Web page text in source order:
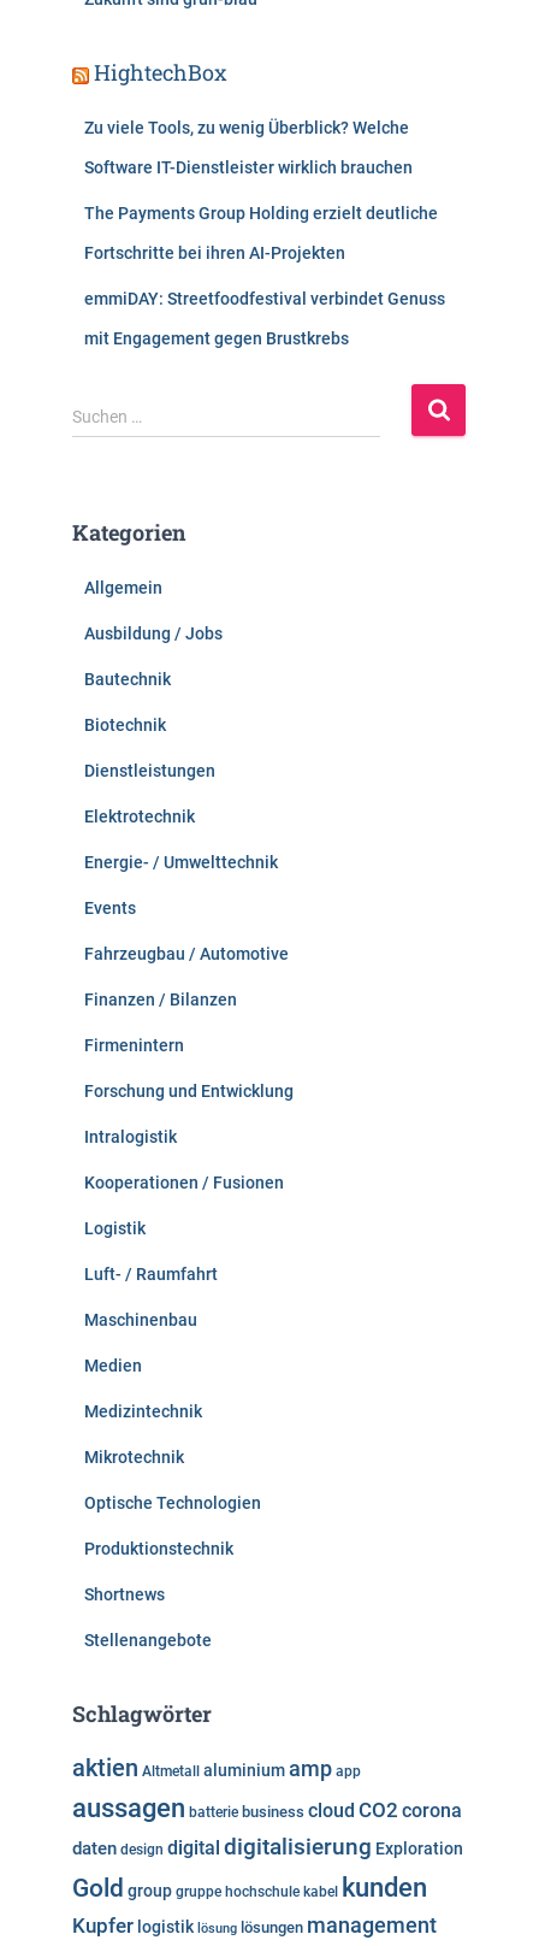
HightechBox
Zu viele Tools, zu wenig Überblick? Welche
Software IT-Dienstleister wirklich brauchen
The Payments Group Holding erzielt deutliche
Fortschritte bei ihren AI-Projekten
emmiDAY: Streetfoodfestival verbindet Genuss
mit Engagement gegen Brustkrebs
S
u
n
Suchen …
Kategorien
Allgemein
Ausbildung / Jobs
Bautechnik
Biotechnik
Dienstleistungen
Elektrotechnik
Energie- / Umwelttechnik
Events
Fahrzeugbau / Automotive
Finanzen / Bilanzen
Firmenintern
Forschung und Entwicklung
Intralogistik
Kooperationen / Fusionen
Logistik
Luft- / Raumfahrt
Maschinenbau
Medien
Medizintechnik
Mikrotechnik
Optische Technologien
Produktionstechnik
Shortnews
Stellenangebote
Schlagwörter
aktien Altmetall aluminiumamp app
aussagen batterie business cloud CO2 corona
daten design digital digitalisierung Exploration
Gold group gruppe hochschule kabel kunden
Kupfer logistik lösung lösungen management